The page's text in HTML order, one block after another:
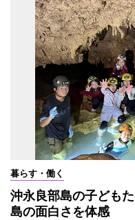
暮らす・働く
沖永良部島の子ども
島の面白さを体感